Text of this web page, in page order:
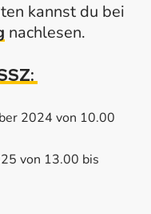
kannst du bei
nachlesen.
2024 von 10.00
von 13.00 bis